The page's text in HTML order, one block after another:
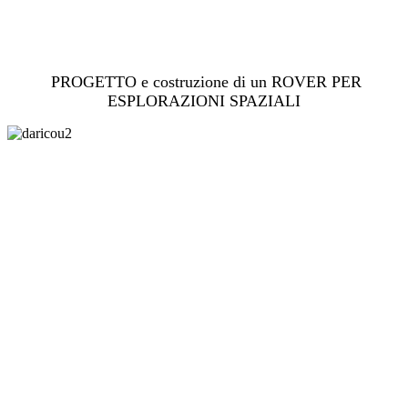
PROGETTO e costruzione di un ROVER PER
ESPLORAZIONI SPAZIALI